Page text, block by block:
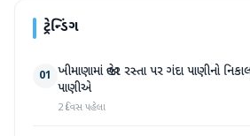
ટ્રેન્ડિંગ
01 ખીમાણામાં જાહેર રસ્તા પર ગંદા પાણીનો
પાણીએ
2 દિવસ પહેલા